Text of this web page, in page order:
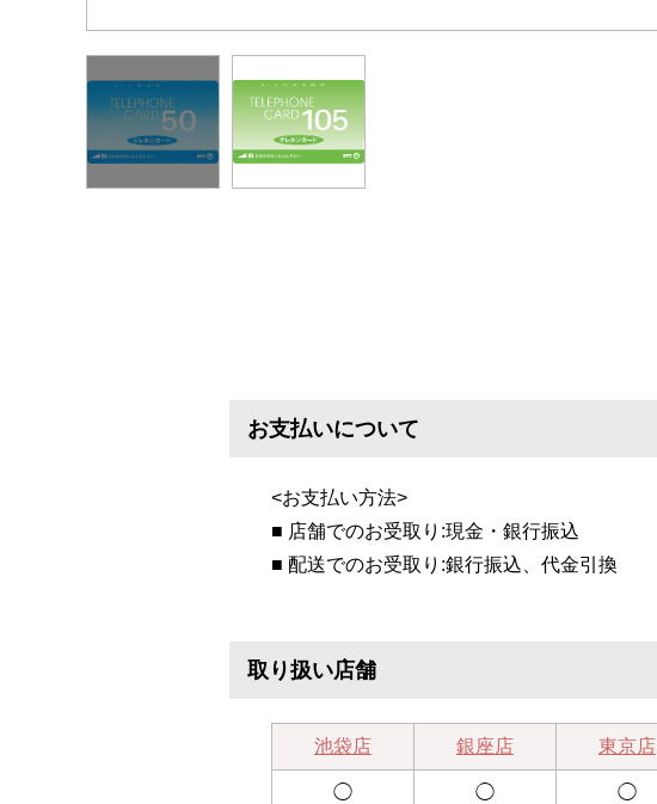
お支払いについて
<お支払い方法>
■ 店舗でのお受取り:現金・銀行振込
■ 配送でのお受取り:銀行振込、代金引換
取り扱い店舗
池袋店 銀座店 東京店
◯ ◯ ◯